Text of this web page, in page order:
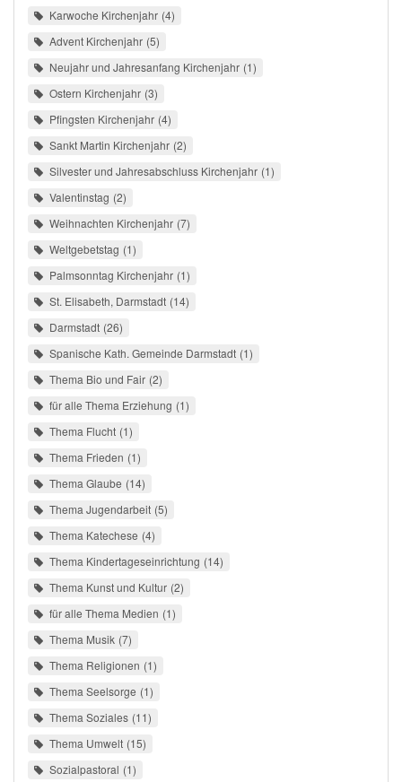
Karwoche Kirchenjahr 4
Advent Kirchenjahr 5
Neujahr und Jahresanfang Kirchenjahr 1
Ostern Kirchenjahr 3
Pfingsten Kirchenjahr 4
Sankt Martin Kirchenjahr 2
Silvester und Jahresabschluss Kirchenjahr 1
Valentinstag 2
Weihnachten Kirchenjahr 7
Weltgebetstag 1
Palmsonntag Kirchenjahr 1
St. Elisabeth, Darmstadt 14
Darmstadt 26
Spanische Kath. Gemeinde Darmstadt 1
Thema Bio und Fair 2
für alle Thema Erziehung 1
Thema Flucht 1
Thema Frieden 1
Thema Glaube 14
Thema Jugendarbeit 5
Thema Katechese 4
Thema Kindertageseinrichtung 14
Thema Kunst und Kultur 2
für alle Thema Medien 1
Thema Musik 7
Thema Religionen 1
Thema Seelsorge 1
Thema Soziales 11
Thema Umwelt 15
Sozialpastoral 1